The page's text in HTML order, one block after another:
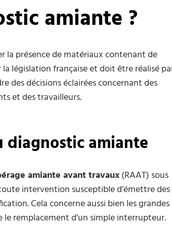
amiante ?
la présence de matériaux contenant de
la législation française et doit être réalisé
des décisions éclairées concernant des
et des travailleurs.
diagnostic amiante
amiante avant travaux(RAAT) sous
intervention susceptible d’émettre des
Cela concerne aussi bien les grandes
remplacement d’un simple interrupteur.